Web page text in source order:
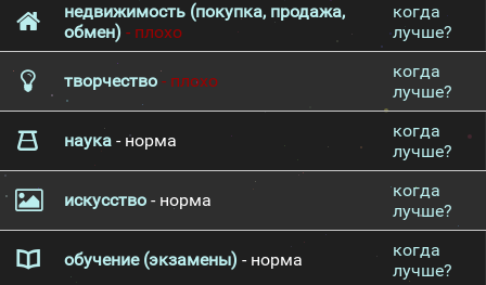
недвижимость (покупка, продажа,
обмен) - плохо
когда
лучше?
творчество - плохо
когда
лучше?
наука - норма
когда
лучше?
искусство - норма
когда
лучше?
обучение (экзамены) - норма
когда
лучше?